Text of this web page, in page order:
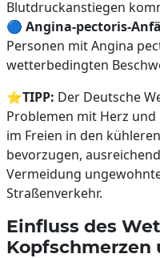
Blutdruckanstiegen
🔵 Angina-pectoris-
Personen mit Angina
wetterbedingten
⭐TIPP: Der Deutsche
Problemen mit Herz
im Freien in den
bevorzugen,
Vermeidung
Straßenverkehr.
Einfluss des
Kopfschmerzen